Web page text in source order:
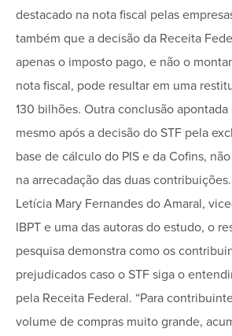
destacado na nota fiscal pelas
também que a decisão da Receita
apenas o imposto pago, e não o
nota fiscal, pode resultar em uma
130 bilhões. Outra conclusão
mesmo após a decisão do STF pela
base de cálculo do PIS e da Cofins,
na arrecadação das duas
Letícia Mary Fernandes do Amaral,
IBPT e uma das autoras do estudo, o
pesquisa demonstra como os
prejudicados caso o STF siga o
pela Receita Federal. “Para
volume de compras muito grande,